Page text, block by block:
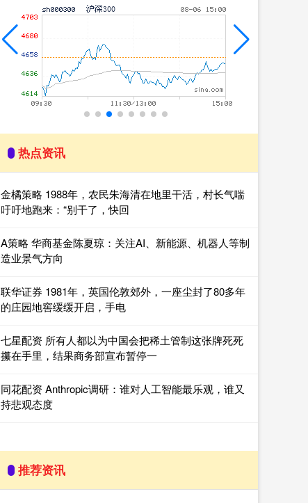
热点资讯
金橘策略 1988年，农民朱海清在地里干活，村长气喘
吁吁地跑来：“别干了，快回
A策略 华商基金陈夏琼：关注AI、新能源、机器人等制
造业景气方向
联华证券 1981年，英国伦敦郊外，一座尘封了80多年
的庄园地窖缓缓开启，手电
七星配资 所有人都以为中国会把稀土管制这张牌死死
攥在手里，结果商务部宣布暂停一
同花配资 Anthropic调研：谁对人工智能最乐观，谁又
持悲观态度
推荐资讯